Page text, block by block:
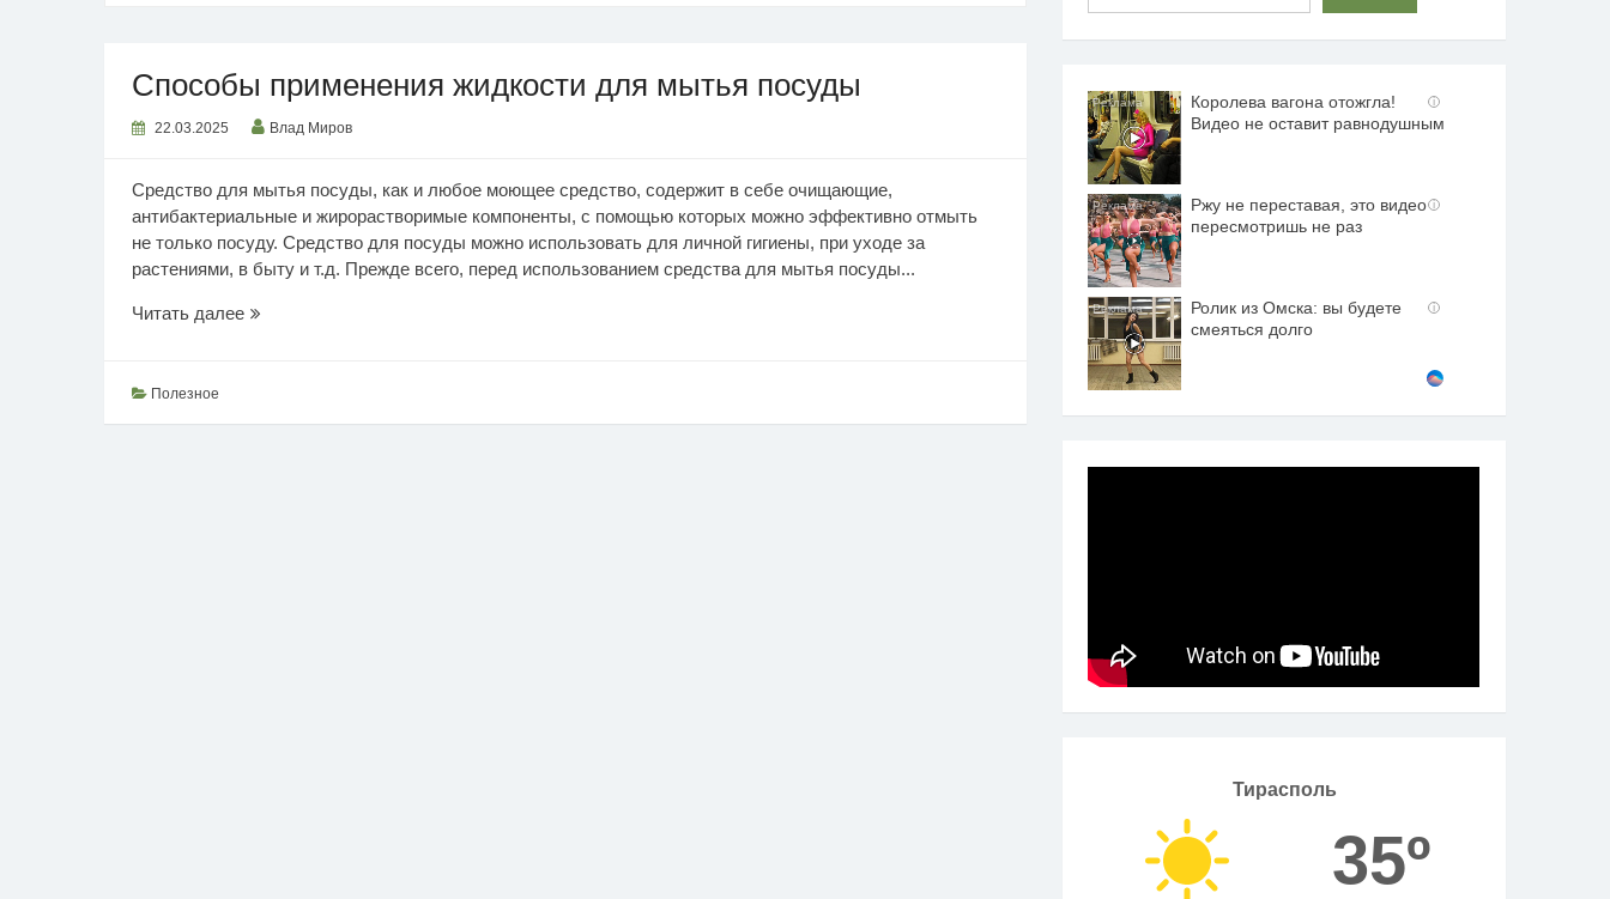
Способы применения жидкости для мытья посуды
22.03.2025 Влад Миров
Средство для мытья посуды, как и любое моющее средство, содержит в себе очищающие,
антибактериальные и жирорастворимые компоненты, с помощью которых можно эффективно отмыть
не только посуду. Средство для посуды можно использовать для личной гигиены, при уходе за
растениями, в быту и т.д. Прежде всего, перед использованием средства для мытья посуды...
Читать далееСпособы
Полезное
i
Королева вагона отожгла!
Видео не оставит равнодушным
i
Ржу не переставая, это видео
пересмотришь не раз
i
Ролик из Омска: вы будете
смеяться долго
Тирасполь
35º